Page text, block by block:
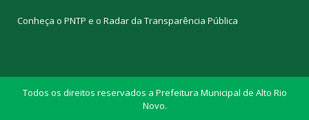
Conheça o PNTP e o Radar da Transparência Pública
Todos os direitos reservados a Prefeitura Municipal de Alto Rio
Novo.